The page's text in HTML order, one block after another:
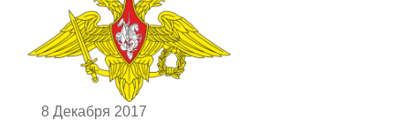
8 Декабря 2017